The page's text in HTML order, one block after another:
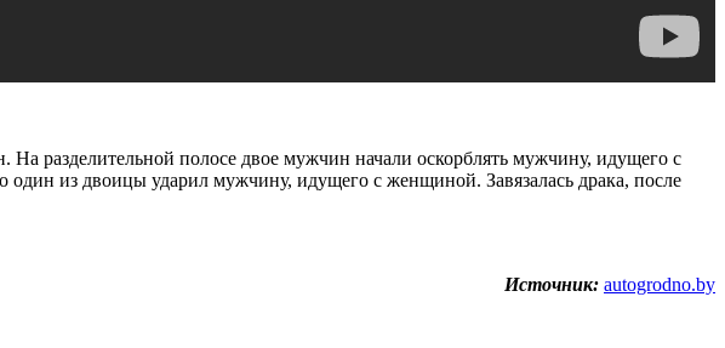
разделительной полосе двое мужчин начали оскорблять мужчину, идущего с
из двоицы ударил мужчину, идущего с женщиной. Завязалась драка, после
Источник: autogrodno.by